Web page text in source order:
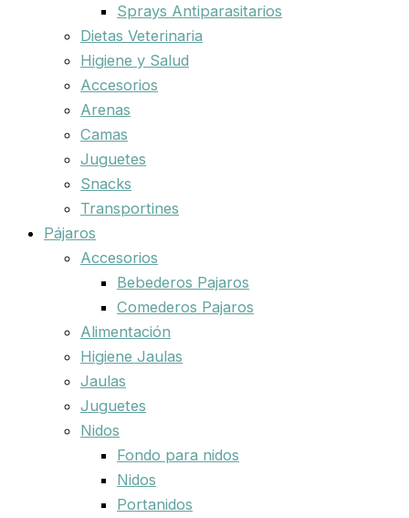
Sprays Antiparasitarios
Dietas Veterinaria
Higiene y Salud
Accesorios
Arenas
Camas
Juguetes
Snacks
Transportines
Pájaros
Accesorios
Bebederos Pajaros
Comederos Pajaros
Alimentación
Higiene Jaulas
Jaulas
Juguetes
Nidos
Fondo para nidos
Nidos
Portanidos